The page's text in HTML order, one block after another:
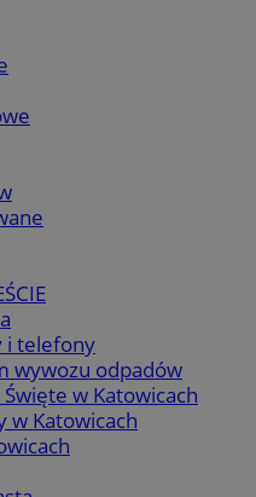
i telefony
wywozu odpadów
w Katowicach
w Katowicach